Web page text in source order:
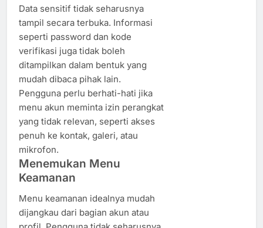
Data sensitif tidak seharusnya
tampil secara terbuka. Informasi
seperti password dan kode
verifikasi juga tidak boleh
ditampilkan dalam bentuk yang
mudah dibaca pihak lain.
Pengguna perlu berhati-hati jika
menu akun meminta izin perangkat
yang tidak relevan, seperti akses
penuh ke kontak, galeri, atau
mikrofon.
Menemukan Menu
Keamanan
Menu keamanan idealnya mudah
dijangkau dari bagian akun atau